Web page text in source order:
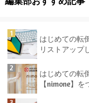
はじめての転
リストアップ
はじめての転
【nimone】